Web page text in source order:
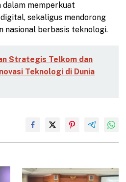
dalam memperkuat
sekaligus mendorong
nasional berbasis teknologi.
Strategis Telkom dan
Teknologi di Dunia